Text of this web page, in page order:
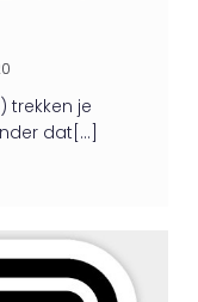
trekken je
dat[…]